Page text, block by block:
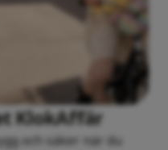
KlokAffär
och säker när du